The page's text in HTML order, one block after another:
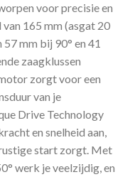
voor precisie en
165 mm (asgat 20
mm bij 90° en 41
zaagklussen
zorgt voor een
van je
Drive Technology
en snelheid aan,
start zorgt. Met
werk je veelzijdig, en